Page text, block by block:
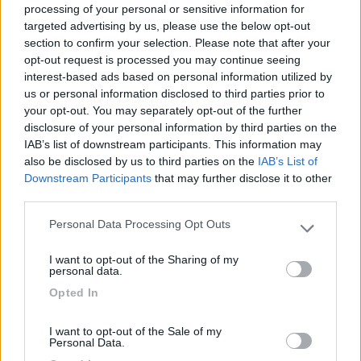
processing of your personal or sensitive information for
targeted advertising by us, please use the below opt-out
section to confirm your selection. Please note that after your
opt-out request is processed you may continue seeing
interest-based ads based on personal information utilized by
us or personal information disclosed to third parties prior to
your opt-out. You may separately opt-out of the further
disclosure of your personal information by third parties on the
IAB’s list of downstream participants. This information may
also be disclosed by us to third parties on the IAB’s List of
Downstream Participants that may further disclose it to other
Please note that this website/app uses one or more Google
not limited to your visit or usage behaviour. You may click to
use your data for below specified purposes in below Google
Personal Data Processing Opt Outs
I want to opt-out of the Sharing of my
personal data.
Opted In
I want to opt-out of the Sale of my
Personal Data.
Per la coibentazione solo chi lo ha provato può dire se valida
oppure no è da quello che capisco mi sembra ottima. Anche noi
viaggiamo in 2/3 rare volte in 4 ecco la scelta di questo van che
però a differenza di tutti gli altri quando sali in dinette da la
sensazione di spaziosita. Ultima curiosità he Motorizzazione hai
sul tuo... Io ho dovuto optare per il 140cv per necessità
altrimenti erano tempi di attesa biblici... Grazie ancora
LIGIO